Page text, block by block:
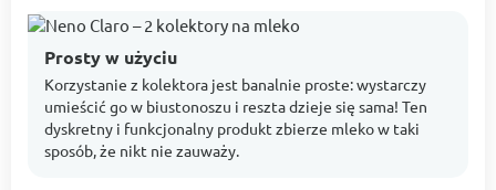
Prosty w użyciu
Korzystanie z kolektora jest banalnie proste: wystarczy
umieścić go w biustonoszu i reszta dzieje się sama! Ten
dyskretny i funkcjonalny produkt zbierze mleko w taki
sposób, że nikt nie zauważy.